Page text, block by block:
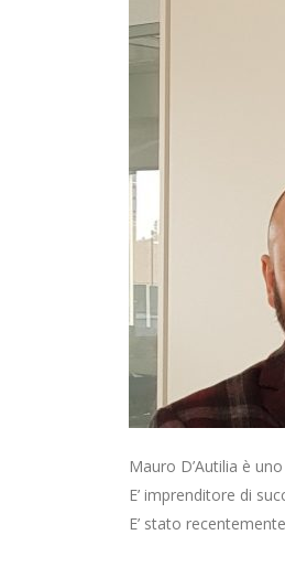
Mauro D’Autilia è
E’ imprenditore di
E’ stato